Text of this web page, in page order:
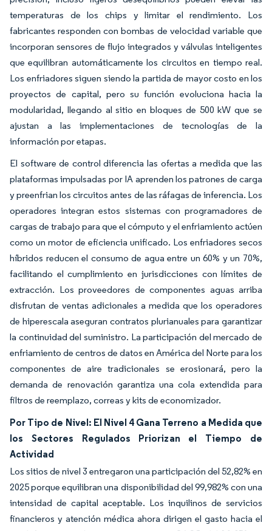
temperaturas de los chips y limitar el rendimiento. Los
fabricantes responden con bombas de velocidad variable que
incorporan sensores de flujo integrados y válvulas inteligentes
que equilibran automáticamente los circuitos en tiempo real.
Los enfriadores siguen siendo la partida de mayor costo en los
proyectos de capital, pero su función evoluciona hacia la
modularidad, llegando al sitio en bloques de 500 kW que se
ajustan a las implementaciones de tecnologías de la
información por etapas.
El software de control diferencia las ofertas a medida que las
plataformas impulsadas por IA aprenden los patrones de carga
y preenfrian los circuitos antes de las ráfagas de inferencia. Los
operadores integran estos sistemas con programadores de
cargas de trabajo para que el cómputo y el enfriamiento actúen
como un motor de eficiencia unificado. Los enfriadores secos
híbridos reducen el consumo de agua entre un 60% y un 70%,
facilitando el cumplimiento en jurisdicciones con límites de
extracción. Los proveedores de componentes aguas arriba
disfrutan de ventas adicionales a medida que los operadores
de hiperescala aseguran contratos plurianuales para garantizar
la continuidad del suministro. La participación del mercado de
enfriamiento de centros de datos en América del Norte para los
componentes de aire tradicionales se erosionará, pero la
demanda de renovación garantiza una cola extendida para
filtros de reemplazo, correas y kits de economizador.
Por Tipo de Nivel: El Nivel 4 Gana Terreno a Medida que
los Sectores Regulados Priorizan el Tiempo de
Actividad
Los sitios de nivel 3 entregaron una participación del 52,82% en
2025 porque equilibran una disponibilidad del 99,982% con una
intensidad de capital aceptable. Los inquilinos de servicios
financieros y atención médica ahora dirigen el gasto hacia el